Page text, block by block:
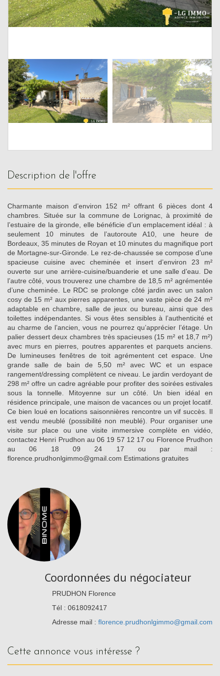
description de l'offre
Charmante maison d’environ 152 m² offrant 6 pièces dont 4
chambres. Située sur la commune de Lorignac, à proximité de
l’estuaire de la gironde, elle bénéficie d’un emplacement idéal : à
seulement 10 minutes de l’autoroute A10, une heure de
Bordeaux, 35 minutes de Royan et 10 minutes du magnifique port
de Mortagne-sur-Gironde. Le rez-de-chaussée se compose d’une
spacieuse cuisine avec cheminée et insert d’environ 23 m²
ouverte sur une arrière-cuisine/buanderie et une salle d’eau. De
l’autre côté, vous trouverez une chambre de 18,5 m² agrémentée
d’une cheminée. Le RDC se prolonge côté jardin avec un salon
cosy de 15 m² aux pierres apparentes, une vaste pièce de 24 m²
adaptable en chambre, salle de jeux ou bureau, ainsi que des
toilettes indépendantes. Si vous êtes sensibles à l’authenticité et
au charme de l’ancien, vous ne pourrez qu’apprécier l’étage. Un
palier dessert deux chambres très spacieuses (15 m² et 18,7 m²)
avec murs en pierres, poutres apparentes et parquets anciens.
De lumineuses fenêtres de toit agrémentent cet espace. Une
grande salle de bain de 5,50 m² avec WC et un espace
rangement/dressing complètent ce niveau. Le jardin verdoyant de
298 m² offre un cadre agréable pour profiter des soirées estivales
sous la tonnelle. Mitoyenne sur un côté. Un bien idéal en
résidence principale, une maison de vacances ou un projet locatif.
Ce bien loué en locations saisonnières rencontre un vif succès. Il
est vendu meublé (possibilité non meublé). Pour organiser une
visite sur place ou une visite immersive complète en vidéo,
contactez Henri Prudhon au 06 19 57 12 17 ou Florence Prudhon
au 06 18 09 24 17 ou par mail :
florence.prudhonlgimmo@gmail.com Estimations gratuites
Coordonnées du négociateur
PRUDHON Florence
Tél : 0618092417
Adresse mail : florence.prudhonlgimmo@gmail.com
cette annonce vous intéresse ?